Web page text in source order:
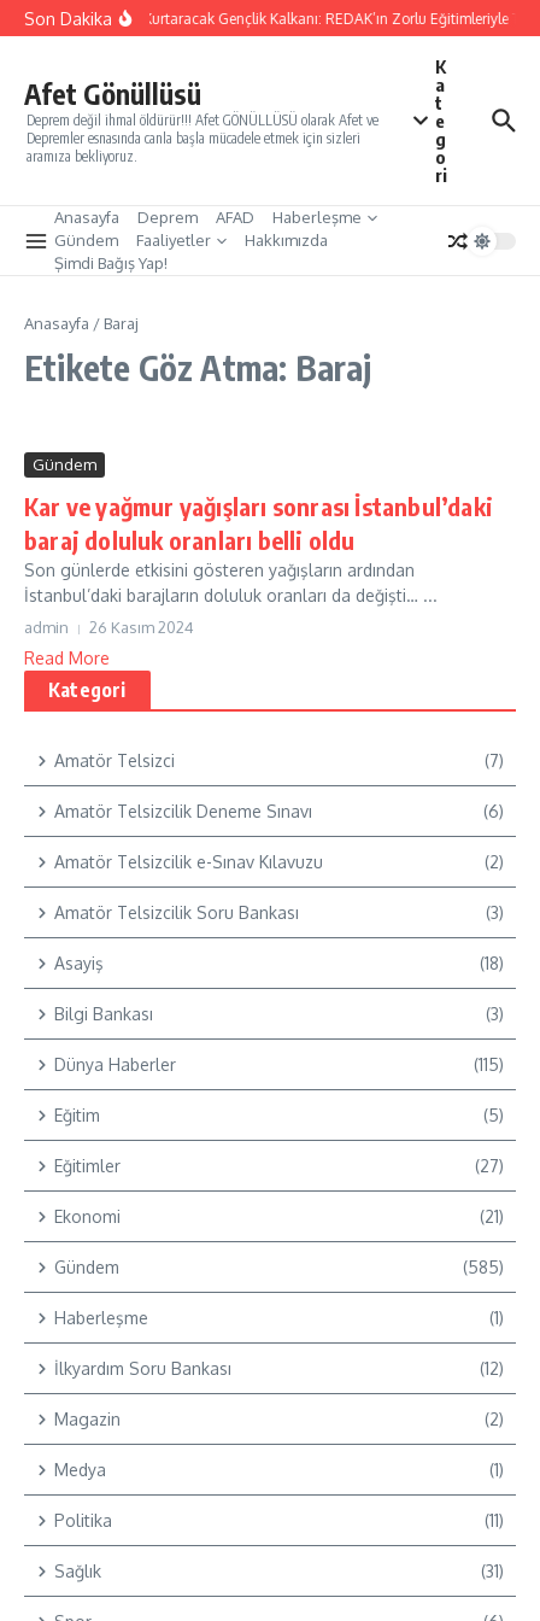
İçeriğe atla
Son DakikaYarınları Kurtaracak Gençlik Kalkanı: REDAK’ın Zorlu Eğitimleriyle
Afet Gönüllüsü
Deprem değil ihmal öldürür!!! Afet GÖNÜLLÜSÜ olarak Afet ve
Depremler esnasında canla başla mücadele etmek için sizleri
aramıza bekliyoruz.
K
a
t
e
g
o
ri
Anasayfa Deprem AFAD
Haberleşme
Gündem
Faaliyetler
Hakkımızda
Şimdi Bağış Yap!
Anasayfa / Baraj
Etikete Göz Atma: Baraj
Gündem
Kar ve yağmur yağışları sonrası İstanbul’daki
baraj doluluk oranları belli oldu
Son günlerde etkisini gösteren yağışların ardından
İstanbul’daki barajların doluluk oranları da değişti… ...
admin 26 Kasım 2024
Read More
Kategori
Amatör Telsizci (7)
Amatör Telsizcilik Deneme Sınavı (6)
Amatör Telsizcilik e-Sınav Kılavuzu (2)
Amatör Telsizcilik Soru Bankası (3)
Asayiş (18)
Bilgi Bankası (3)
Dünya Haberler (115)
Eğitim (5)
Eğitimler (27)
Ekonomi (21)
Gündem (585)
Haberleşme (1)
İlkyardım Soru Bankası (12)
Magazin (2)
Medya (1)
Politika (11)
Sağlık (31)